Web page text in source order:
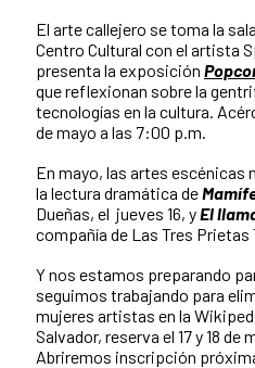
El arte callejero se toma la
Centro Cultural con el artista
presenta la exposición
que reflexionan sobre la
tecnologías en la cultura.
de mayo a las 7:00 p.m.
En mayo, las artes
la lectura dramática de
Dueñas, el jueves 16, yEl
compañía de Las Tres Prietas
Y nos estamos preparando
seguimos trabajando para
mujeres artistas en la
Salvador, reserva el 17 y 18
Abriremos inscripción